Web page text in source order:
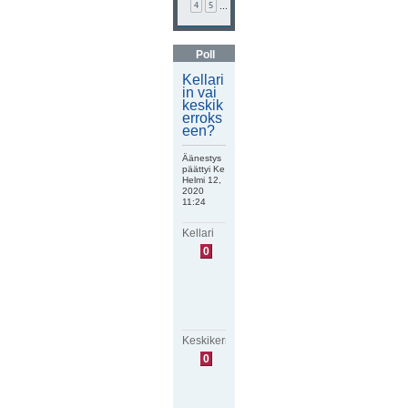
4
5
Poll
Kellari
in vai
keskik
erroks
een?
Äänestys
päättyi Ke
Helmi 12,
2020
11:24
Kellari
0
Keskikerros
0